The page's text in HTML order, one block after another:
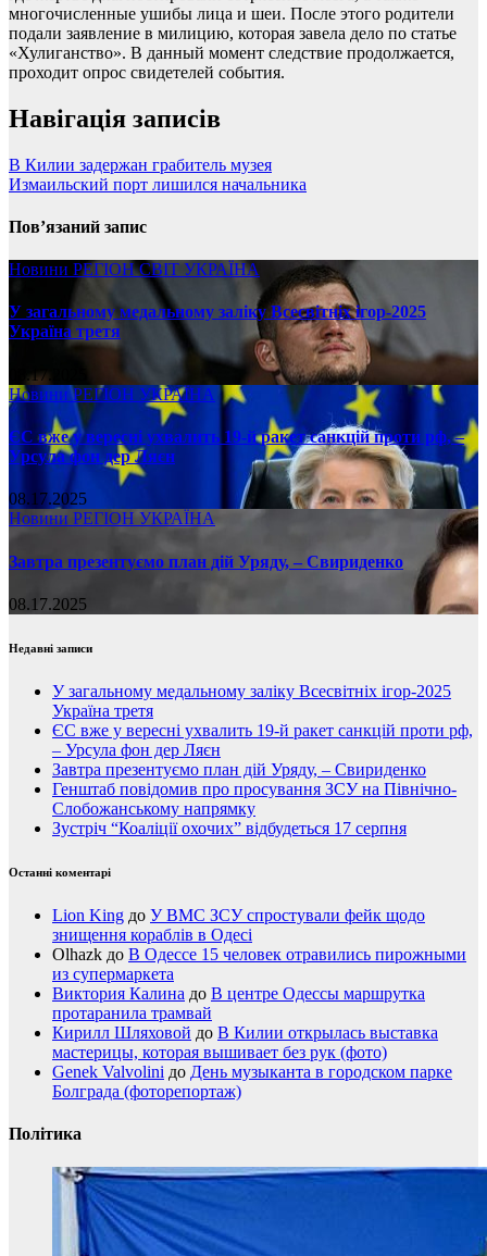
многочисленные ушибы лица и шеи. После этого родители
подали заявление в милицию, которая завела дело по статье
«Хулиганство». В данный момент следствие продолжается,
проходит опрос свидетелей события.
Навігація записів
В Килии задержан грабитель музея
Измаильский порт лишился начальника
Пов’язаний запис
Новини РЕГІОНСВІТ УКРАЇНА
У загальному медальному заліку Всесвітніх ігор-2025
Україна третя
08.17.2025
НовиниРЕГІОН УКРАЇНА
ЄС вже у вересні ухвалить 19-й ракет санкцій проти рф, –
Урсула фон дер Ляєн
08.17.2025
Новини РЕГІОН УКРАЇНА
Завтра презентуємо план дій Уряду, – Свириденко
08.17.2025
Недавні записи
У загальному медальному заліку Всесвітніх ігор-2025
Україна третя
ЄС вже у вересні ухвалить 19-й ракет санкцій проти рф,
– Урсула фон дер Ляєн
Завтра презентуємо план дій Уряду, – Свириденко
Генштаб повідомив про просування ЗСУ на Північно-
Слобожанському напрямку
Зустріч “Коаліції охочих” відбудеться 17 серпня
Останні коментарі
Lion King до У ВМС ЗСУ спростували фейк щодо
знищення кораблів в Одесі
Olhazk до В Одессе 15 человек отравились пирожными
из супермаркета
Виктория Калина до В центре Одессы маршрутка
протаранила трамвай
Кирилл Шляховой до В Килии открылась выставка
мастерицы, которая вышивает без рук (фото)
Genek Valvolini до День музыканта в городском парке
Болграда (фоторепортаж)
Політика